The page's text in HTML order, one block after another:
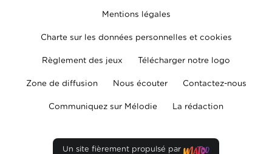
Mentions légales
Charte sur les données personnelles et cookies
Règlement des jeux Télécharger notre logo
Zone de diffusion Nous écouter Contactez-nous
Communiquez sur Mélodie La rédaction
Un site fièrement propulsé par